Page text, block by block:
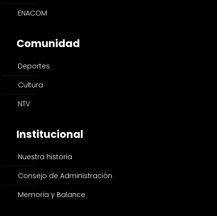
ENACOM
Comunidad
Deportes
Cultura
NTV
Institucional
Nuestra historia
Consejo de Administración
Memoria y Balance